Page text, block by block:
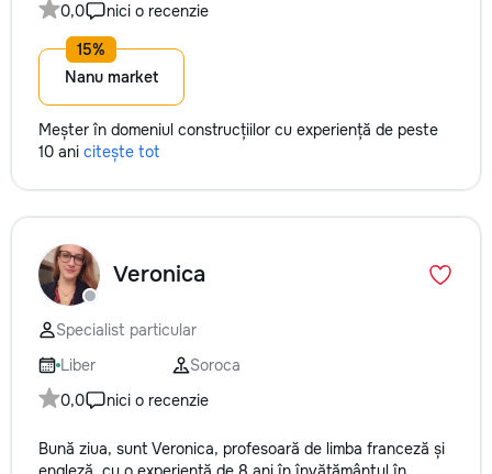
0,0
nici o recenzie
Nanu market
Meșter în domeniul construcțiilor cu experiență de peste
10 ani citește tot
Veronica
Specialist particular
Liber
Soroca
0,0
nici o recenzie
Bună ziua, sunt Veronica, profesoară de limba franceză și